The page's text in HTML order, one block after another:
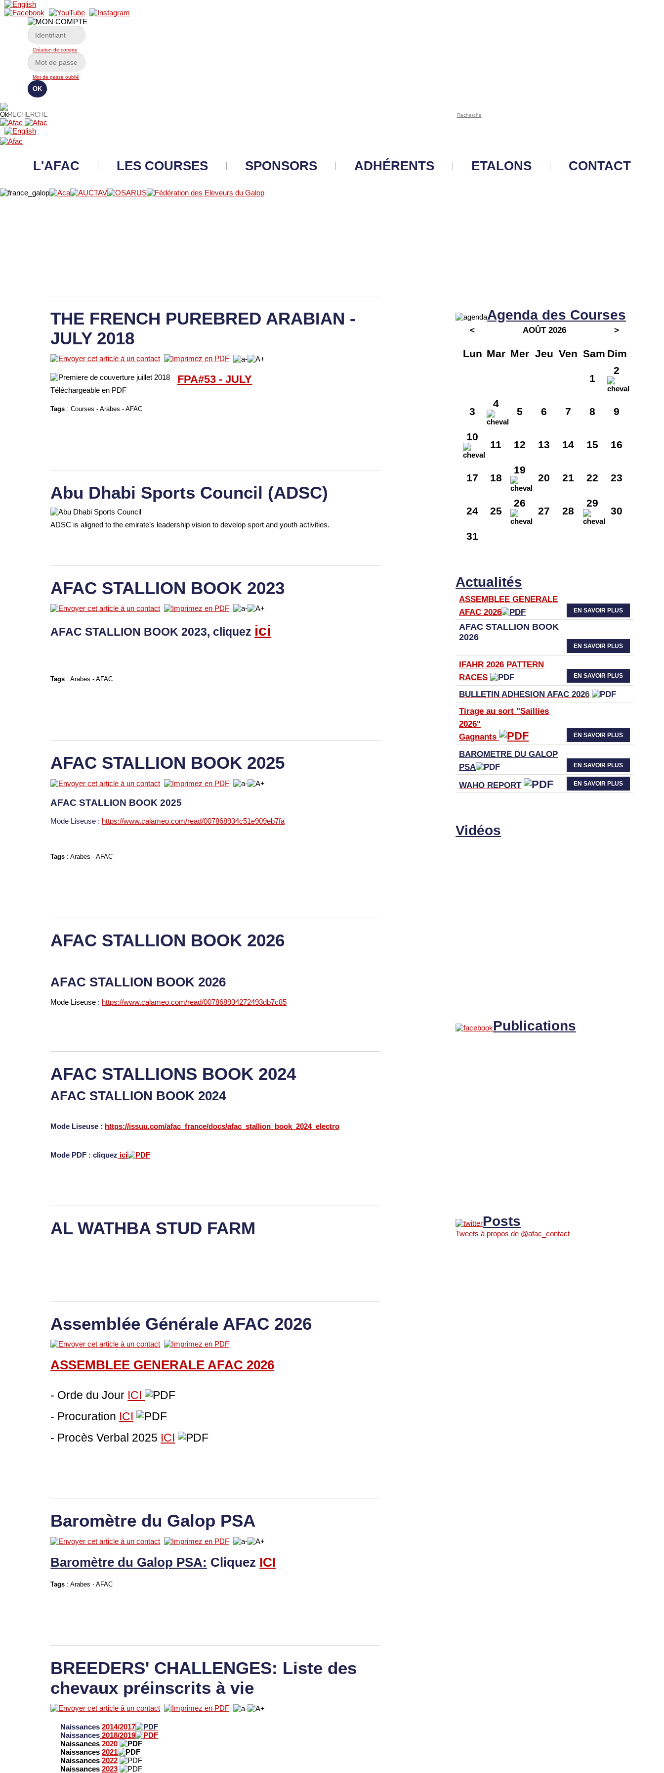
Création de compte
Mot de passe oublié
Recherche
L'AFAC LES COURSES SPONSORS ADHÉRENTS ETALONS CONTACT
THE FRENCH PUREBRED ARABIAN -
JULY 2018
FPA#53 - JULY
Téléchargeable en PDF
Tags :Courses -Arabes -AFAC
Abu Dhabi Sports Council (ADSC)
ADSC is aligned to the emirate’s leadership vision to develop sport and youth activities.
AFAC STALLION BOOK 2023
AFAC STALLION BOOK 2023, cliquez ici
Tags :Arabes -AFAC
AFAC STALLION BOOK 2025
AFAC STALLION BOOK 2025
Mode Liseuse : https://www.calameo.com/read/007868934c51e909eb7fa
Tags :Arabes -AFAC
AFAC STALLION BOOK 2026
AFAC STALLION BOOK 2026
Mode Liseuse : https://www.calameo.com/read/007868934272493db7c85
AFAC STALLIONS BOOK 2024
AFAC STALLION BOOK 2024
Mode Liseuse : https://issuu.com/afac_france/docs/afac_stallion_book_2024_electro
Mode PDF : cliquez ici
AL WATHBA STUD FARM
Assemblée Générale AFAC 2026
ASSEMBLEE GENERALE AFAC2026
- Orde du Jour ICI
- Procuration ICI
- Procès Verbal 2025 ICI
Baromètre du Galop PSA
Baromètre du Galop PSA: Cliquez ICI
Tags :Arabes -AFAC
BREEDERS' CHALLENGES: Liste des
chevaux préinscrits à vie
Naissances2014/2017
Naissances 2018/2019
Naissances2020
Naissances2021
Naissances 2022
Naissances 2023
Agenda des Courses
< AOÛT 2026 >
Lun Mar Mer Jeu Ven Sam Dim
1
2
3
4
5 6 7 8 9
10
11 12 13 14 15 16
17 18
19
20 21 22 23
24 25
26
27 28
29
30
31
Actualités
ASSEMBLEE GENERALE
AFAC 2026
EN SAVOIR PLUS
AFAC STALLION BOOK
2026
EN SAVOIR PLUS
IFAHR 2026 PATTERN
RACES
EN SAVOIR PLUS
BULLETIN ADHESION AFAC 2026
Tirage au sort "Saillies
2026"
Gagnants
EN SAVOIR PLUS
BAROMETRE DU GALOP
PSA
EN SAVOIR PLUS
WAHO REPORT EN SAVOIR PLUS
Vidéos
Publications
Posts
Tweets à propos de @afac_contact